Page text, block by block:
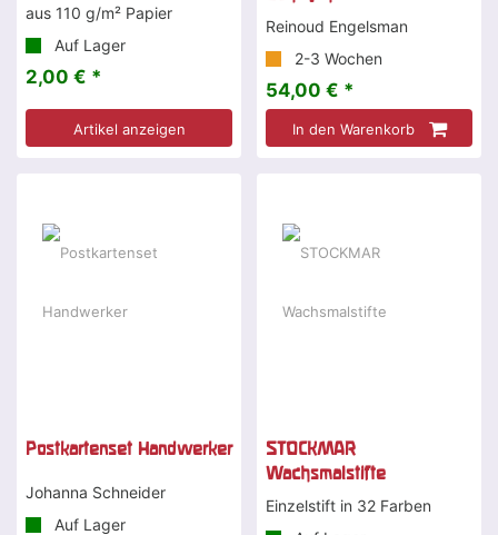
aus 110 g/m² Papier
Auf Lager
2,00 € *
Artikel anzeigen
Reinoud Engelsman
2-3 Wochen
54,00 € *
In den Warenkorb
Postkartenset Handwerker
Johanna Schneider
Auf Lager
STOCKMAR
Wachsmalstifte
Einzelstift in 32 Farben